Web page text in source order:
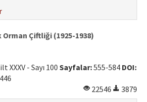
Orman Çiftliği (1925-1938)
XXXV - Sayı 100 Sayfalar:555-584 DOI:
22546
3879